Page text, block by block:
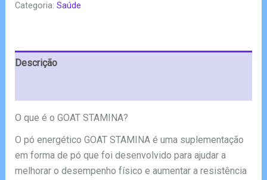
Categoria: Saúde
Descrição
O que é o GOAT STAMINA?
O pó energético GOAT STAMINA é uma suplementação
em forma de pó que foi desenvolvido para ajudar a
melhorar o desempenho físico e aumentar a resistência